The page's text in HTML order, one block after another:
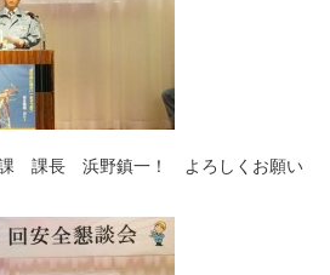
課長 浜野鎮一！ よろしくお願い